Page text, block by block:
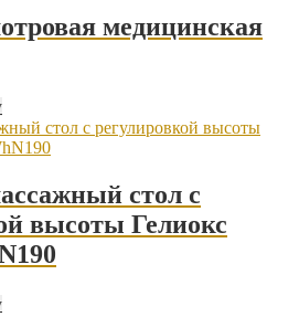
медицинская
стол с
высоты Гелиокс